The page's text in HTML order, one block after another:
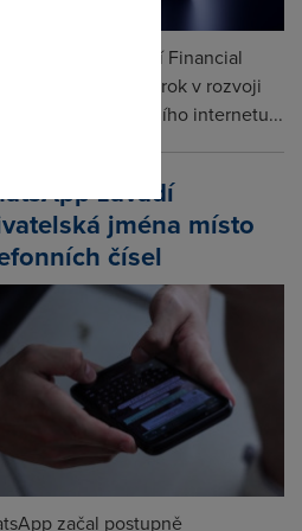
podle informací Financial
připravuje další krok v rozvoji
Vedle satelitního internetu...
zavádí
jména místo
čísel
začal postupně